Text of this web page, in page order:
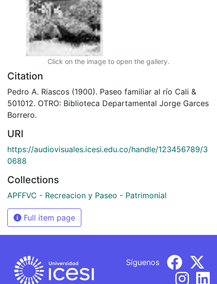
Click on the image to open the gallery.
Citation
Pedro A. Riascos (1900). Paseo familiar al río Cali &
501012. OTRO: Biblioteca Departamental Jorge Garces
Borrero.
URI
https://audiovisuales.icesi.edu.co/handle/123456789/3
0688
Collections
APFFVC - Recreacion y Paseo - Patrimonial
Full item page
Síguenos